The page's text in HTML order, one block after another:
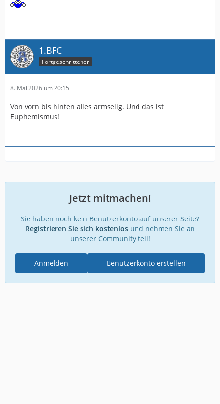
1.BFC
Fortgeschrittener
8. Mai 2026 um 20:15
Von vorn bis hinten alles armselig. Und das ist
Euphemismus!
Jetzt mitmachen!
Sie haben noch kein Benutzerkonto auf unserer Seite?
Registrieren Sie sich kostenlosund nehmen Sie an
unserer Community teil!
Benutzerkonto erstellen
Anmelden